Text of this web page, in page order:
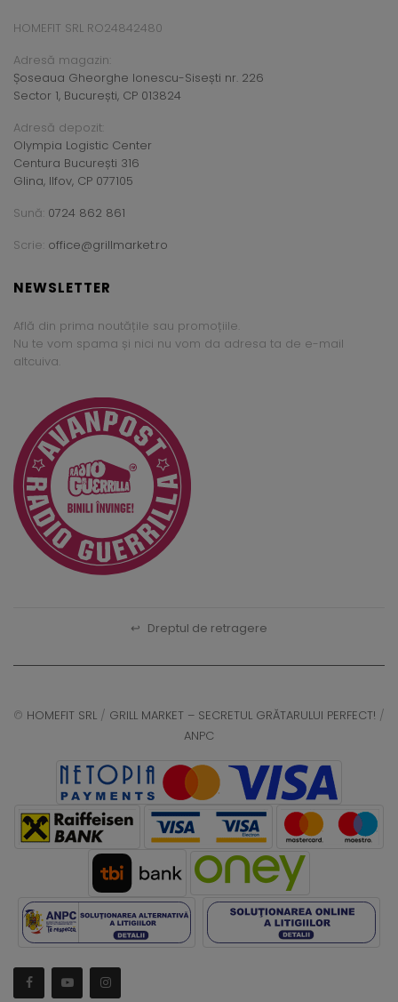
HOMEFIT SRL RO24842480
Adresă magazin:
Șoseaua Gheorghe Ionescu-Sisești nr. 226
Sector 1, București, CP 013824
Adresă depozit:
Olympia Logistic Center
Centura București 316
Glina, Ilfov, CP 077105
Sună: 0724 862 861
Scrie: office@grillmarket.ro
NEWSLETTER
Află din prima noutățile sau promoțiile.
Nu te vom spama și nici nu vom da adresa ta de e-mail
altcuiva.
↩ Dreptul de retragere
© HOMEFIT SRL / GRILL MARKET – SECRETUL GRĂTARULUI PERFECT! /
ANPC